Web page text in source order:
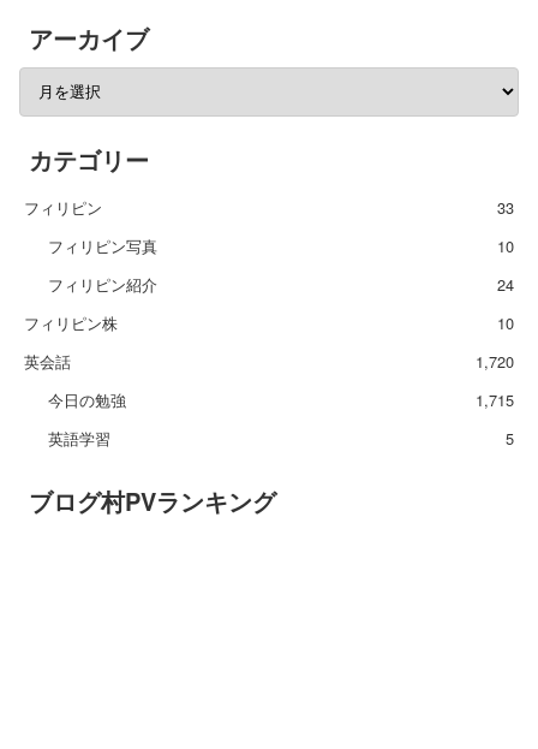
アーカイブ
カテゴリー
フィリピン
33
フィリピン写真
10
フィリピン紹介
24
フィリピン株
10
英会話
1,720
今日の勉強
1,715
英語学習
5
ブログ村PVランキング